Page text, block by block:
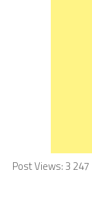
Post Views: 3 247